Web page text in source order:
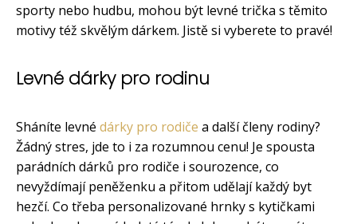
sporty nebo hudbu, mohou být levné trička s těmito
motivy též skvělým dárkem. Jistě si vyberete to pravé!
Levné dárky pro rodinu
Sháníte levné dárky pro rodiče a další členy rodiny?
Žádný stres, jde to i za rozumnou cenu! Je spousta
parádních dárků pro rodiče i sourozence, co
nevyždímají peněženku a přitom udělají každý byt
hezčí. Co třeba personalizované hrnky s kytičkami